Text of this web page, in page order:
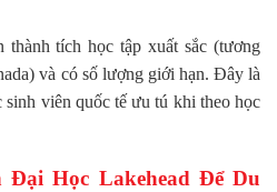
tích học tập xuất sắc (tương
và có số lượng giới hạn. Đây là
viên quốc tế ưu tú khi theo học
Đại Học Lakehead Để Du